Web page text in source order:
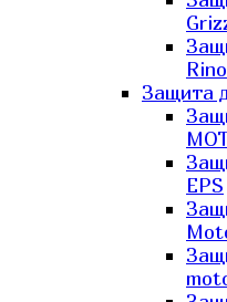
Rino
Защита
EPS